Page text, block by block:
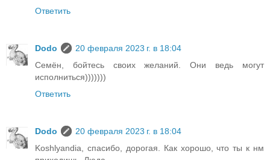
Ответить
Dodo
20 февраля 2023 г. в 18:04
Семён, бойтесь своих желаний. Они ведь могут
исполниться)))))))
Ответить
Dodo
20 февраля 2023 г. в 18:04
Koshlyandia, спасибо, дорогая. Как хорошо, что ты к нм